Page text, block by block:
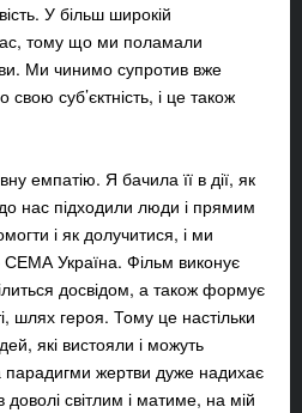
У більш широкій
тому що ми поламали
Ми чинимо супротив вже
суб’єктність, і це також
емпатію. Я бачила її в дії, як
нас підходили люди і прямим
і як долучитися, і ми
СЕМА Україна. Фільм виконує
досвідом, а також формує
шлях героя. Тому це настільки
які вистояли і можуть
парадигми жертви дуже надихає
світлим і матиме, на мій